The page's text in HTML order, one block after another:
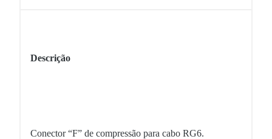
Descrição
Conector “F” de compressão para cabo RG6.